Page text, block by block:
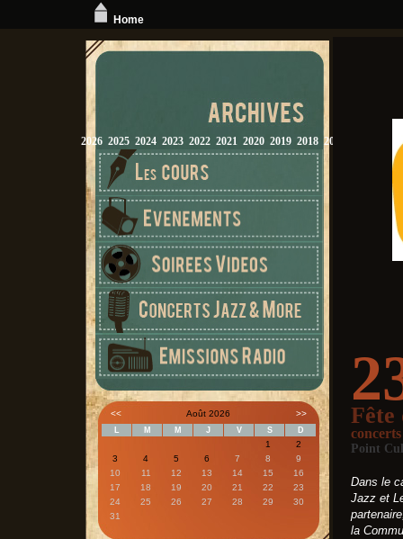
2026 2025 2024 2023 2022 2021 2020 2019 2018 2017
<< Août 2026 >>
L M M J V S D
1
2
3
4 5 6 7 8
9
10
11 12 13 14 15
16
17
18 19 20 21 22
23
24
25 26 27 28 29
30
31
Fête
Point
Dans le
Jazz et
la
Home